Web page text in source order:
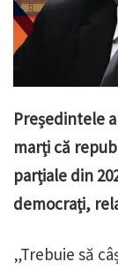
Președintele
marți că
parțiale din
democrați,
„Trebuie să